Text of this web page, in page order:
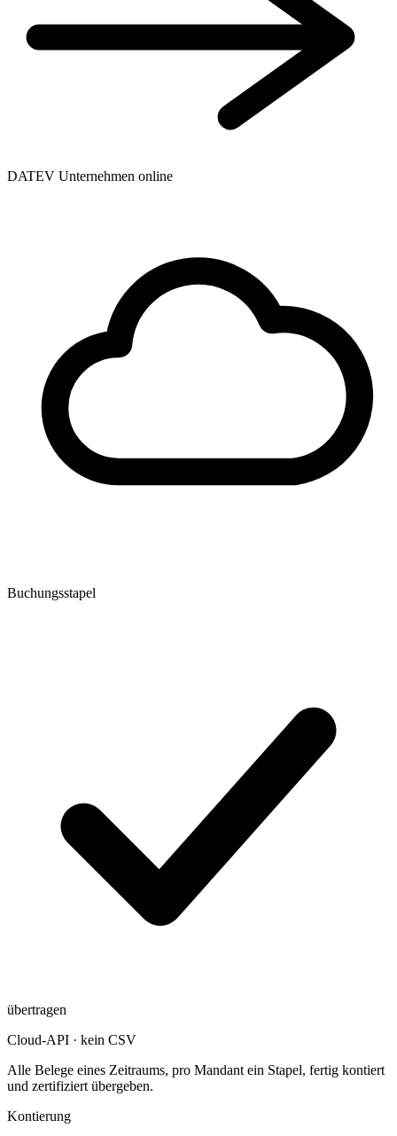
DATEV Unternehmen online
Buchungsstapel
übertragen
Cloud-API · kein CSV
Alle Belege eines Zeitraums, pro Mandant ein Stapel, fertig kontiert
und zertifiziert übergeben.
Kontierung